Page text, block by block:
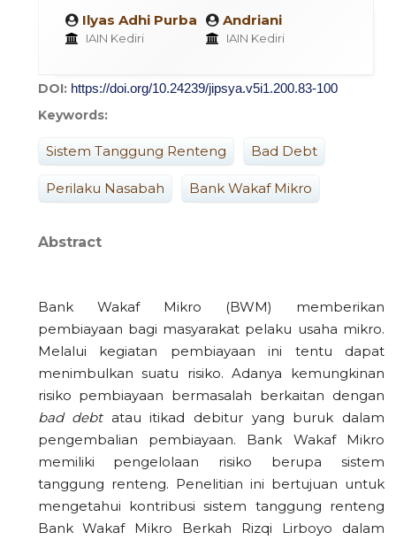
Ilyas Adhi Purba
IAIN Kediri
Andriani
IAIN Kediri
DOI: https://doi.org/10.24239/jipsya.v5i1.200.83-100
Keywords:
Sistem Tanggung Renteng Bad Debt
Perilaku Nasabah Bank Wakaf Mikro
Abstract
Bank Wakaf Mikro (BWM) memberikan
pembiayaan bagi masyarakat pelaku usaha mikro.
Melalui kegiatan pembiayaan ini tentu dapat
menimbulkan suatu risiko. Adanya kemungkinan
risiko pembiayaan bermasalah berkaitan dengan
bad debt atau itikad debitur yang buruk dalam
pengembalian pembiayaan. Bank Wakaf Mikro
memiliki pengelolaan risiko berupa sistem
tanggung renteng. Penelitian ini bertujuan untuk
mengetahui kontribusi sistem tanggung renteng
Bank Wakaf Mikro Berkah Rizqi Lirboyo dalam